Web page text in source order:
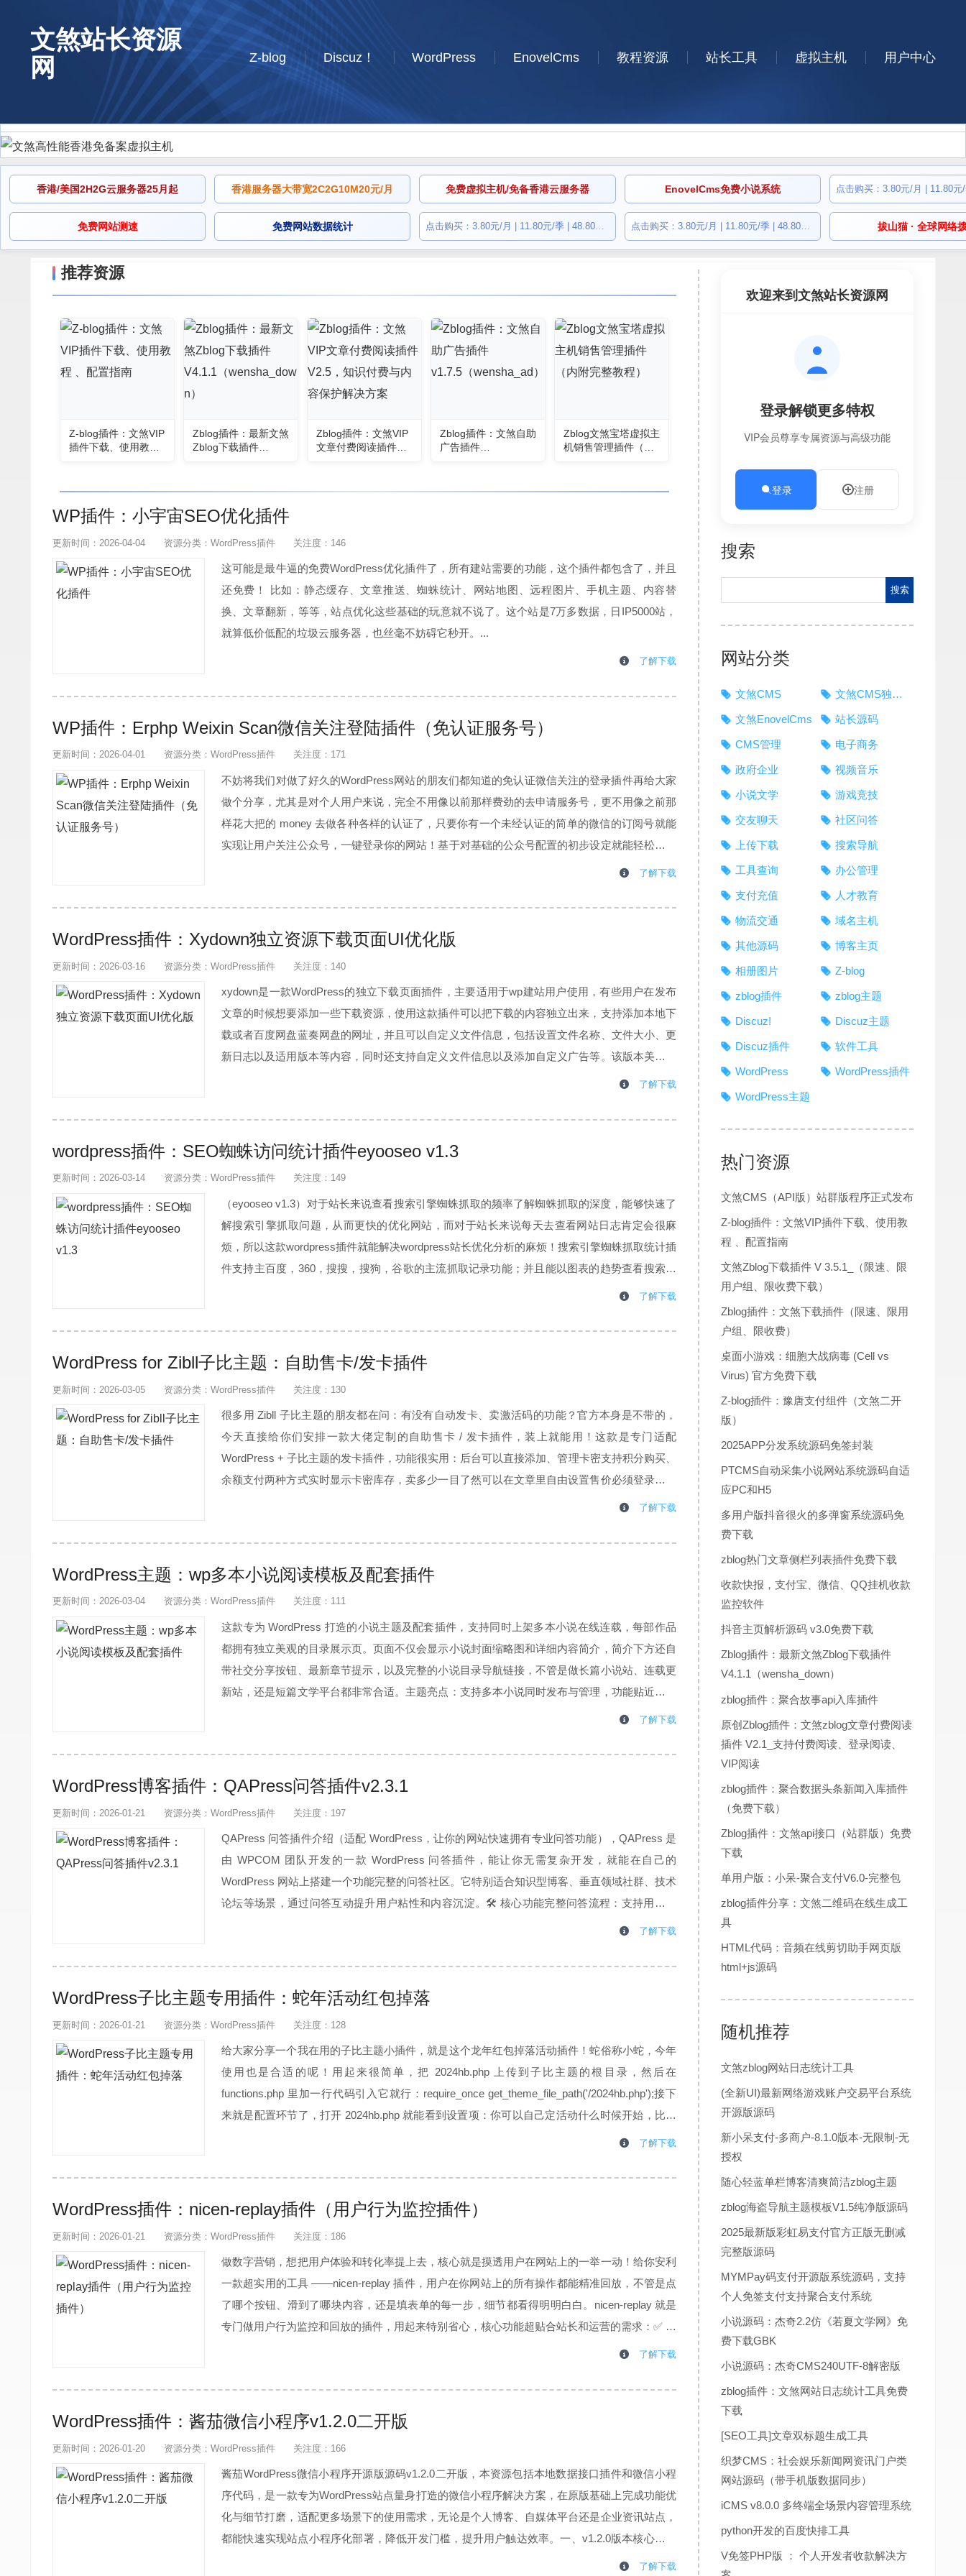
文煞站长资源
网
Z-blog Discuz！ WordPress EnovelCms 教程资源 站长工具 虚拟主机 用户中心
香港/美国2H2G云服务器25月起 香港服务器大带宽2C2G10M20元/月 免费虚拟主机/免备香港云服务器 EnovelCms免费小说系统
免费网站测速 免费网站数据统计 点击购买：3.80元/月 | 11.80元/季 | 48.80元/年 点击购买：3.80元/月 | 11.80元/季 | 48.80元/年 拔山猫 · 全球网络
推荐资源
Z-blog插件：文煞VIP
插件下载、使用教程
Zblog插件：最新文煞
Zblog下载插件
Zblog插件：文煞VIP
文章付费阅读插件
Zblog插件：文煞自助
广告插件
Zblog文煞宝塔虚拟主
机销售管理插件（内
WP插件：小宇宙SEO优化插件
更新时间：2026-04-04 资源分类： WordPress插件 关注度：146
这可能是最牛逼的免费WordPress优化插件了，所有建站需要的功能，这个插件都包含了，并且
还免费！ 比如：静态缓存、文章推送、蜘蛛统计、网站地图、远程图片、手机主题、内容替
换、文章翻新，等等，站点优化这些基础的玩意就不说了。这个站是7万多数据，日IP5000站，
就算低价低配的垃圾云服务器，也丝毫不妨碍它秒开。...
了解下载
WP插件：Erphp Weixin Scan微信关注登陆插件（免认证服务号）
更新时间：2026-04-01 资源分类： WordPress插件 关注度：171
不妨将我们对做了好久的WordPress网站的朋友们都知道的免认证微信关注的登录插件再给大家
做个分享，尤其是对个人用户来说，完全不用像以前那样费劲的去申请服务号，更不用像之前那
样花大把的 money 去做各种各样的认证了，只要你有一个未经认证的简单的微信的订阅号就能
实现让用户关注公众号，一键登录你的网站！基于对基础的公众号配置的初步设定就能轻松的将
其运用到实际的操作中去，不必再为其所带来的种种不便而头痛了。Erphp Weixin Scan是模板
了解下载
WordPress插件：Xydown独立资源下载页面UI优化版
更新时间：2026-03-16 资源分类： WordPress插件 关注度：140
xydown是一款WordPress的独立下载页面插件，主要适用于wp建站用户使用，有些用户在发布
文章的时候想要添加一些下载资源，使用这款插件可以把下载的内容独立出来，支持添加本地下
载或者百度网盘蓝奏网盘的网址，并且可以自定义文件信息，包括设置文件名称、文件大小、更
新日志以及适用版本等内容，同时还支持自定义文件信息以及添加自定义广告等。该版本美化了
下载页面及信息框UI、新增了蓝奏云、360网盘密码表单等功能，并修复了部分bug。顶部返回文
了解下载
wordpress插件：SEO蜘蛛访问统计插件eyooseo v1.3
更新时间：2026-03-14 资源分类： WordPress插件 关注度：149
（eyooseo v1.3）对于站长来说查看搜索引擎蜘蛛抓取的频率了解蜘蛛抓取的深度，能够快速了
解搜索引擎抓取问题，从而更快的优化网站，而对于站长来说每天去查看网站日志肯定会很麻
烦，所以这款wordpress插件就能解决wordpress站长优化分析的麻烦！搜索引擎蜘蛛抓取统计插
件支持主百度，360，搜搜，搜狗，谷歌的主流抓取记录功能；并且能以图表的趋势查看搜索引
擎的抓取趋势；在详细的抓取列表中你还可以通过点击“IP”查看该IP（蜘蛛）最近7天的抓取情
了解下载
WordPress for Zibll子比主题：自助售卡/发卡插件
更新时间：2026-03-05 资源分类： WordPress插件 关注度：130
很多用 Zibll 子比主题的朋友都在问：有没有自动发卡、卖激活码的功能？官方本身是不带的，
今天直接给你们安排一款大佬定制的自助售卡 / 发卡插件，装上就能用！这款是专门适配
WordPress + 子比主题的发卡插件，功能很实用：后台可以直接添加、管理卡密支持积分购买、
余额支付两种方式实时显示卡密库存，卖多少一目了然可以在文章里自由设置售价必须登录才能
购买，更安全使用也超级简单：后台新建一篇文章选择「自动售卡」模式设置好价格（不能设 0
了解下载
WordPress主题：wp多本小说阅读模板及配套插件
更新时间：2026-03-04 资源分类： WordPress插件 关注度：111
这款专为 WordPress 打造的小说主题及配套插件，支持同时上架多本小说在线连载，每部作品
都拥有独立美观的目录展示页。页面不仅会显示小说封面缩略图和详细内容简介，简介下方还自
带社交分享按钮、最新章节提示，以及完整的小说目录导航链接，不管是做长篇小说站、连载更
新站，还是短篇文学平台都非常合适。主题亮点：支持多本小说同时发布与管理，功能贴近当下
主流小说网站，使用体验更专业。单本小说详情页配有封面图、内容介绍和社交分享功能，方便
了解下载
WordPress博客插件：QAPress问答插件v2.3.1
更新时间：2026-01-21 资源分类： WordPress插件 关注度：197
QAPress 问答插件介绍（适配 WordPress，让你的网站快速拥有专业问答功能），QAPress 是
由 WPCOM 团队开发的一款 WordPress 问答插件，能让你无需复杂开发，就能在自己的
WordPress 网站上搭建一个功能完整的问答社区。它特别适合知识型博客、垂直领域社群、技术
论坛等场景，通过问答互动提升用户粘性和内容沉淀。🛠️ 核心功能完整问答流程：支持用户提
问、回答、评论、点赞、采纳最佳答案，形成闭环互动。丰富的内容形式：支持文字、...
了解下载
WordPress子比主题专用插件：蛇年活动红包掉落
更新时间：2026-01-21 资源分类： WordPress插件 关注度：128
给大家分享一个我在用的子比主题小插件，就是这个龙年红包掉落活动插件！蛇俗称小蛇，今年
使用也是合适的呢！用起来很简单，把 2024hb.php 上传到子比主题的根目录，然后在
functions.php 里加一行代码引入它就行：require_once get_theme_file_path('/2024hb.php');接下
来就是配置环节了，打开 2024hb.php 就能看到设置项：你可以自己定活动什么时候开始，比如
了解下载
WordPress插件：nicen-replay插件（用户行为监控插件）
更新时间：2026-01-21 资源分类： WordPress插件 关注度：186
做数字营销，想把用户体验和转化率提上去，核心就是摸透用户在网站上的一举一动！给你安利
一款超实用的工具 ——nicen-replay 插件，用户在你网站上的所有操作都能精准回放，不管是点
了哪个按钮、滑到了哪块内容，还是填表单的每一步，细节都看得明明白白。nicen-replay 就是
专门做用户行为监控和回放的插件，用起来特别省心，核心功能超贴合站长和运营的需求：✅ 轻
量收集数据：全程不拖慢网站加载速度，悄咪咪把用户的各类操作数据都收齐；✅ 视频式实时回
了解下载
WordPress插件：酱茄微信小程序v1.2.0二开版
更新时间：2026-01-20 资源分类： WordPress插件 关注度：166
酱茄WordPress微信小程序开源版源码v1.2.0二开版，本资源包括本地数据接口插件和微信小程
序代码，是一款专为WordPress站点量身打造的微信小程序解决方案，在原版基础上完成功能优
化与细节打磨，适配更多场景下的使用需求，无论是个人博客、自媒体平台还是企业资讯站点，
都能快速实现站点小程序化部署，降低开发门槛，提升用户触达效率。一、v1.2.0版本核心更新
日志本次更新聚焦功能新增与问题修复，进一步提升小程序的稳定性与实用性，具体更新内容如
了解下载
欢迎来到文煞站长资源网
登录解锁更多特权
VIP会员尊享专属资源与高级功能
登录 注册
搜索
网站分类
文煞CMS 文煞CMS独立版
文煞EnovelCms 站长源码
CMS管理 电子商务
政府企业 视频音乐
小说文学 游戏竞技
交友聊天 社区问答
上传下载 搜索导航
工具查询 办公管理
支付充值 人才教育
物流交通 域名主机
其他源码 博客主页
相册图片 Z-blog
zblog插件 zblog主题
Discuz! Discuz主题
Discuz插件 软件工具
WordPress WordPress插件
WordPress主题
热门资源
文煞CMS（API版）站群版程序正式发布
Z-blog插件：文煞VIP插件下载、使用教
程 、配置指南
文煞Zblog下载插件 V 3.5.1_（限速、限
用户组、限收费下载）
Zblog插件：文煞下载插件（限速、限用
户组、限收费）
桌面小游戏：细胞大战病毒 (Cell vs
Virus) 官方免费下载
Z-blog插件：豫唐支付组件（文煞二开
版）
2025APP分发系统源码免签封装
PTCMS自动采集小说网站系统源码自适
应PC和H5
多用户版抖音很火的多弹窗系统源码免
费下载
zblog热门文章侧栏列表插件免费下载
收款快报，支付宝、微信、QQ挂机收款
监控软件
抖音主页解析源码 v3.0免费下载
Zblog插件：最新文煞Zblog下载插件
V4.1.1（wensha_down）
zblog插件：聚合故事api入库插件
原创Zblog插件：文煞zblog文章付费阅读
插件 V2.1_支持付费阅读、登录阅读、
VIP阅读
zblog插件：聚合数据头条新闻入库插件
（免费下载）
Zblog插件：文煞api接口（站群版）免费
下载
单用户版：小呆-聚合支付V6.0-完整包
zblog插件分享：文煞二维码在线生成工
具
HTML代码：音频在线剪切助手网页版
html+js源码
随机推荐
文煞zblog网站日志统计工具
(全新UI)最新网络游戏账户交易平台系统
开源版源码
新小呆支付-多商户-8.1.0版本-无限制-无
授权
随心轻蓝单栏博客清爽简洁zblog主题
zblog海盗导航主题模板V1.5纯净版源码
2025最新版彩虹易支付官方正版无删减
完整版源码
MYMPay码支付开源版系统源码，支持
个人免签支付支持聚合支付系统
小说源码：杰奇2.2仿《若夏文学网》免
费下载GBK
小说源码：杰奇CMS240UTF-8解密版
zblog插件：文煞网站日志统计工具免费
下载
[SEO工具]文章双标题生成工具
织梦CMS：社会娱乐新闻网资讯门户类
网站源码（带手机版数据同步）
iCMS v8.0.0 多终端全场景内容管理系统
python开发的百度快排工具
V免签PHP版 ： 个人开发者收款解决方